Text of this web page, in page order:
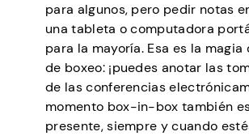
para algunos, pero pedir notas
una tableta o computadora
para la mayoría. Esa es la
de boxeo: ¡puedes anotar las
de las conferencias
momento box-in-box también
presente, siempre y cuando